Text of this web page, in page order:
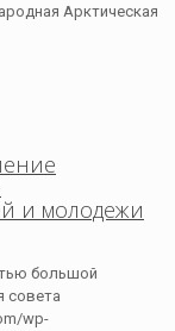
Арктическая
и молодежи
большой
совета
wp-